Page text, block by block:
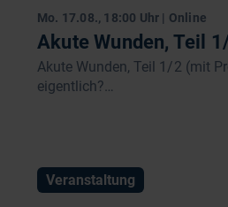
Mo. 17.08., 18:00 Uhr | Online
Akute Wunden, Teil
Akute Wunden, Teil 1/2 (mit
eigentlich?…
Veranstaltung